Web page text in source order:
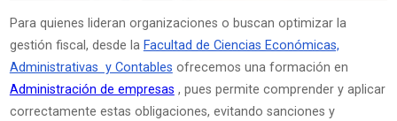
Para quienes lideran organizaciones o buscan optimizar la
gestión fiscal, desde la Facultad de Ciencias Económicas,
Administrativas y Contables ofrecemos una formación en
Administración de empresas , pues permite comprender y aplicar
correctamente estas obligaciones, evitando sanciones y